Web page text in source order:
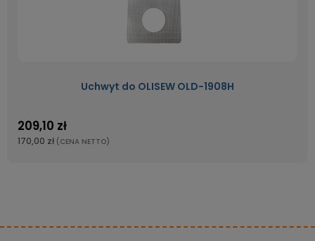
Uchwyt do OLISEW OLD-1908H
209,10 zł
170,00 zł (CENA NETTO)